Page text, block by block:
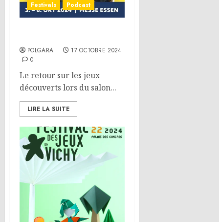
Festivals Podcast
POLGARA
17 OCTOBRE 2024
0
Le retour sur les jeux
découverts lors du salon...
LIRE LA SUITE